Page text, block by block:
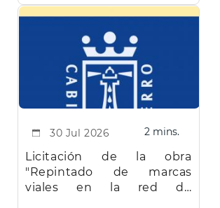
30 Jul 2026 2 mins.
Licitación de la obra
"Repintado de marcas
viales en la red de